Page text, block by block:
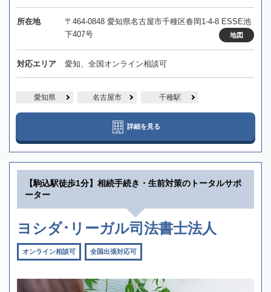
所在地
〒464-0848 愛知県名古屋市千種区春岡1-4-8 ESSE池
下407号
地図
対応エリア 愛知、全国オンライン相談可
愛知県 名古屋市 千種駅
詳細を見る
【駒込駅徒歩1分】相続手続き・生前対策のトータルサポ
ーター
ヨシダ･リーガル司法書士法人
オンライン相談可 全国出張対応可